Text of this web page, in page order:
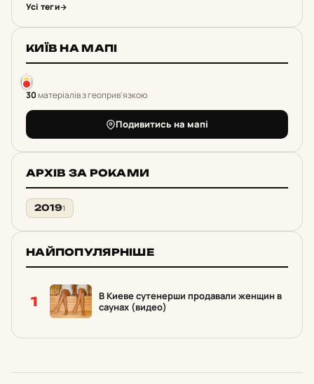
Усі теги
КИЇВ НА МАПІ
30матеріалів з геоприв'язкою
Подивитись на мапі
АРХІВ ЗА РОКАМИ
20191
НАЙПОПУЛЯРНІШЕ
1
В Киеве сутенерши продавали женщин в
саунах (видео)